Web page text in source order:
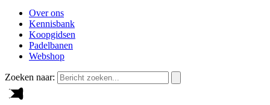
Over ons
Kennisbank
Koopgidsen
Padelbanen
Webshop
Zoeken naar: